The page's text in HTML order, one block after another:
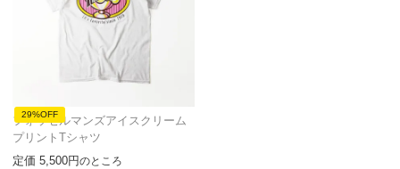
29%OFF
フォッセルマンズアイスクリーム
プリントTシャツ
定価 5,500 のところ